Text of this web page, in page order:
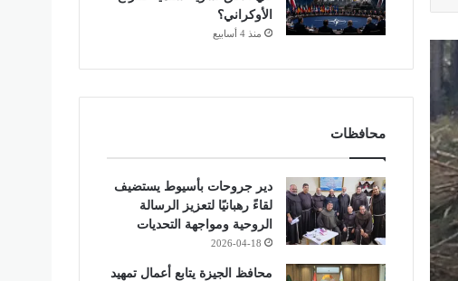
الأوكراني؟
منذ 4 أسابيع
محافظات
دير جروحات بأسيوط يستضيف
لقاءً رهبانيًا لتعزيز الرسالة
الروحية ومواجهة التحديات
2026-04-18
محافظ الجيزة يتابع أعمال تمهيد